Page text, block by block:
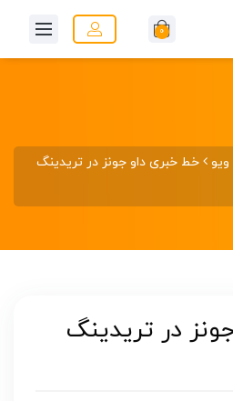
0
خط خبری داو جونز در تریدینگ
در تریدینگ